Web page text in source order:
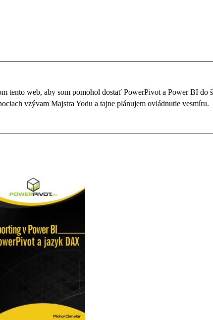
tento web, aby som pomohol dostať PowerPivot a Power BI do
vzývam Majstra Yodu a tajne plánujem ovládnutie vesmíru.